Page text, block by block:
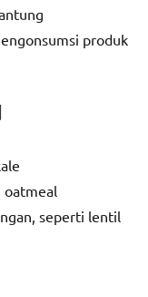
produk
oatmeal
seperti lentil